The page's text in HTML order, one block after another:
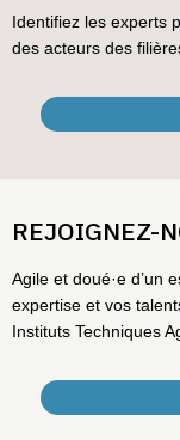
Identifiez les experts
des acteurs des
REJOIGNEZ-
Agile et doué·e d’un
expertise et vos
Instituts Techniques